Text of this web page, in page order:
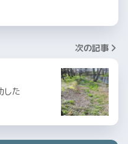
次の記事
した